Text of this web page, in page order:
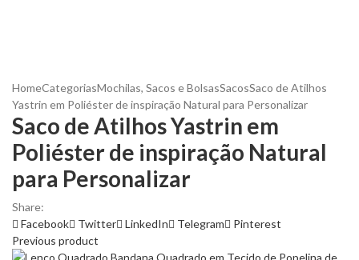
HomeCategoriasMochilas, Sacos e BolsasSacosSaco de Atilhos
Yastrin em Poliéster de inspiração Natural para Personalizar
Saco de Atilhos Yastrin em
Poliéster de inspiração Natural
para Personalizar
Share:
Facebook
Twitter LinkedIn Telegram
Pinterest
Previous product